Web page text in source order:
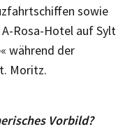
sowie
A-Rosa-Hotel auf Sylt
während der
Moritz.
Vorbild?